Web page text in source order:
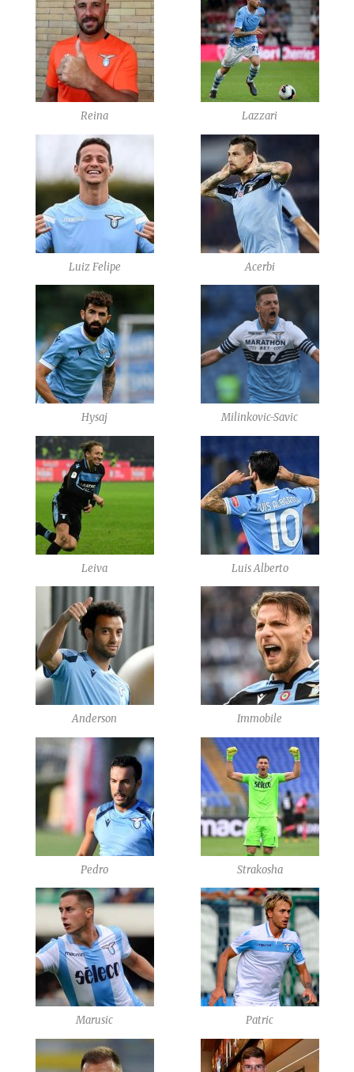
Reina Lazzari
Luiz Felipe Acerbi
Hysaj Milinkovic-Savic
Leiva Luis Alberto
Anderson Immobile
Pedro Strakosha
Marusic Patric